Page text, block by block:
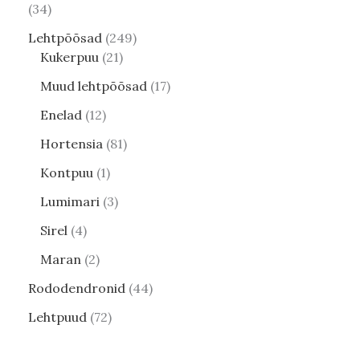
34
Lehtpõõsad 249
Kukerpuu 21
Muud lehtpõõsad 17
Enelad 12
Hortensia 81
Kontpuu 1
Lumimari 3
Sirel 4
Maran 2
Rododendronid 44
Lehtpuud 72